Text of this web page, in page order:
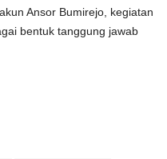
Ansor Bumirejo, kegiatan
bentuk tanggung jawab